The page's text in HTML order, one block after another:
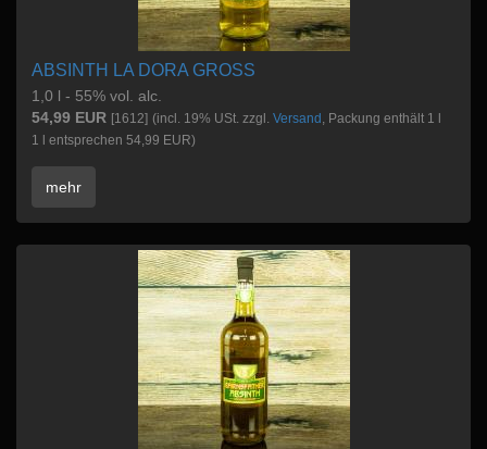
ABSINTH LA DORA GROSS
1,0 l - 55% vol. alc.
54,99 EUR [1612] (incl. 19% USt. zzgl. Versand , Packung enthält 1 l
1 l entsprechen 54,99 EUR)
mehr